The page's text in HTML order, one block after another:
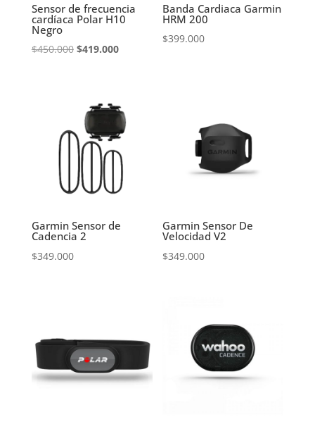
Sensor de frecuencia
cardíaca Polar H10
Negro
$450.000 El
era:
$450.000.
$419.000El
es:
$419.000.
Banda Cardiaca Garmin
HRM 200
$399.000
Garmin Sensor de
Cadencia 2
$349.000
Garmin Sensor De
Velocidad V2
$349.000